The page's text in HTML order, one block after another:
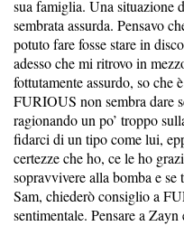
sua famiglia. Una situazione
sembrata assurda. Pensavo
potuto fare fosse stare in
adesso che mi ritrovo in
fottutamente assurdo, so che
FURIOUS non sembra dare
ragionando un po’ troppo
fidarci di un tipo come lui,
certezze che ho, ce le ho
sopravvivere alla bomba e
Sam, chiederò consiglio a
sentimentale. Pensare a